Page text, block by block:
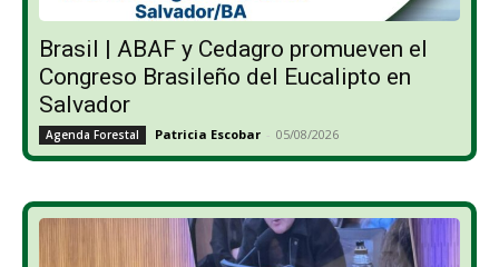
Brasil | ABAF y Cedagro promueven el
Congreso Brasileño del Eucalipto en
Salvador
Agenda Forestal Patricia Escobar - 05/08/2026